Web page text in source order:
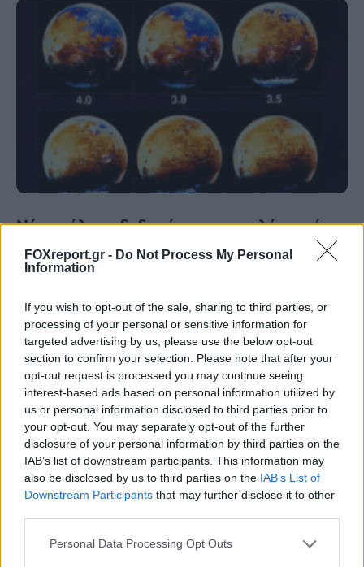
FOXreport.gr - Do Not Process My Personal
Information
If you wish to opt-out of the sale, sharing to third parties, or
processing of your personal or sensitive information for
targeted advertising by us, please use the below opt-out
section to confirm your selection. Please note that after your
opt-out request is processed you may continue seeing
interest-based ads based on personal information utilized by
us or personal information disclosed to third parties prior to
your opt-out. You may separately opt-out of the further
disclosure of your personal information by third parties on the
IAB’s list of downstream participants. This information may
also be disclosed by us to third parties on the IAB’s List of
Downstream Participants that may further disclose it to other
Personal Data Processing Opt Outs
Νέα ανάλυση δεδομένων αποκαλύπτει ότι
ο Άρης είχε περισσότερο νερό από όσο
πιστεύαμε
ΔΙΆΣΤΗΜΑ 15:00, 06/08/2026